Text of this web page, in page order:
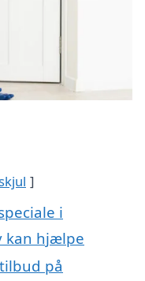
i
kan hjælpe
på